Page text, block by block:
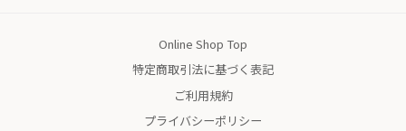
Online Shop Top
特定商取引法に基づく表記
ご利用規約
プライバシーポリシー